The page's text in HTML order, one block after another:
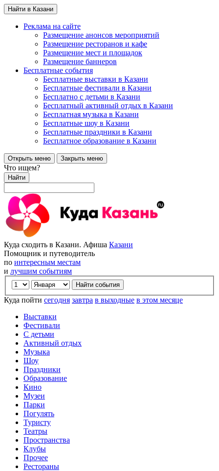
Найти в Казани
Реклама на сайте
Размещение анонсов мероприятий
Размещение ресторанов и кафе
Размещение мест и площадок
Размещение баннеров
Бесплатные события
Бесплатные выставки в Казани
Бесплатные фестивали в Казани
Бесплатно с детьми в Казани
Бесплатный активный отдых в Казани
Бесплатная музыка в Казани
Бесплатные шоу в Казани
Бесплатные праздники в Казани
Бесплатное образование в Казани
Открыть меню Закрыть меню
Что ищем?
Найти
Куда сходить в Казани. Афиша Казани
Помощник и путеводитель
по интересным местам
и лучшим событиям
Куда пойти сегодня завтра в выходные в этом месяце
Выставки
Фестивали
С детьми
Активный отдых
Музыка
Шоу
Праздники
Образование
Кино
Музеи
Парки
Погулять
Туристу
Театры
Пространства
Клубы
Прочее
Рестораны